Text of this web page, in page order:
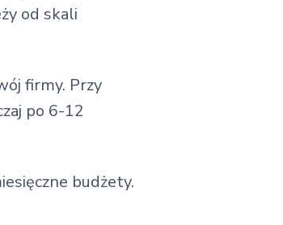
od skali
firmy. Przy
po 6-12
budżety.